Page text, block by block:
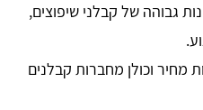
גבוהה של קבלני שיפוצים,
מחיר וכולן מחברות קבלנים